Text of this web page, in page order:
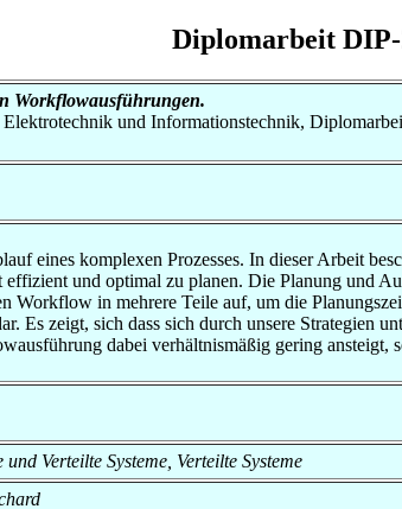
Diplomarbeit DIP-
Workflowausführungen.
und Informationstechnik,
eines komplexen Prozesses. In dieser Arbeit
und optimal zu planen. Die Planung und
Workflow in mehrere Teile auf, um die
Es zeigt, sich dass sich durch unsere Strategien
dabei verhältnismäßig gering
Verteilte Systeme, Verteilte Systeme